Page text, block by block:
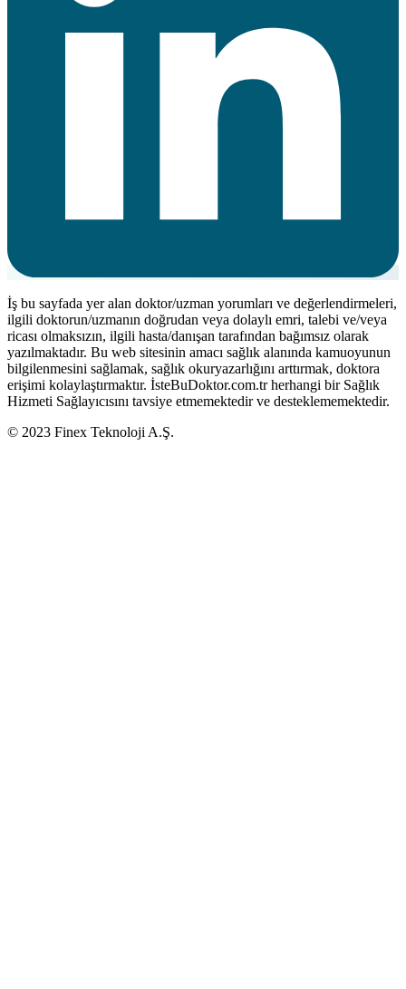
İş bu sayfada yer alan doktor/uzman yorumları ve değerlendirmeleri,
ilgili doktorun/uzmanın doğrudan veya dolaylı emri, talebi ve/veya
ricası olmaksızın, ilgili hasta/danışan tarafından bağımsız olarak
yazılmaktadır. Bu web sitesinin amacı sağlık alanında kamuoyunun
bilgilenmesini sağlamak, sağlık okuryazarlığını arttırmak, doktora
erişimi kolaylaştırmaktır. İsteBuDoktor.com.tr herhangi bir Sağlık
Hizmeti Sağlayıcısını tavsiye etmemektedir ve desteklememektedir.
© 2023 Finex Teknoloji A.Ş.